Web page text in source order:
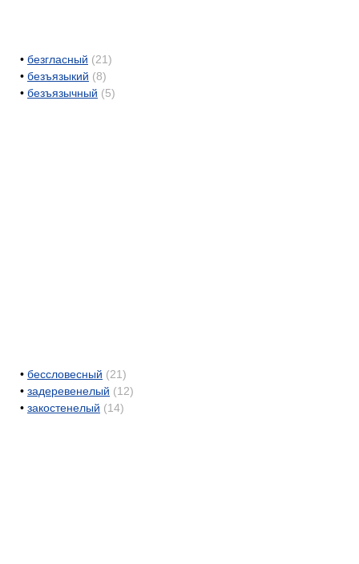
• безгласный (21)
• безъязыкий (8)
• безъязычный (5)
• бессловесный (21)
• задеревенелый (12)
• закостенелый (14)